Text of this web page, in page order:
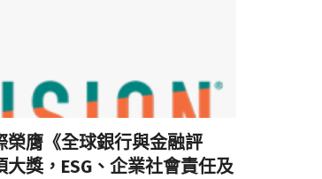
榮膺《全球銀行與金融評
大獎，ESG、企業社會責任及